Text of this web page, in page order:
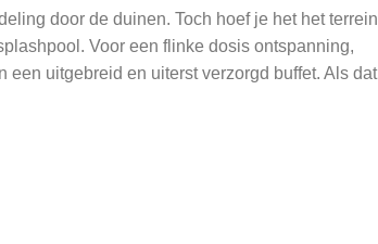
door de duinen. Toch hoef je het het terrein
Voor een flinke dosis ontspanning,
uitgebreid en uiterst verzorgd buffet. Als dat